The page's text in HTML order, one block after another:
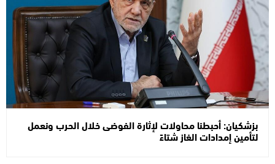
بزشكيان: أحبطنا محاولات لإثارة الفوضى خلال الحرب ونعمل
لتأمين إمدادات الغاز شتاءً